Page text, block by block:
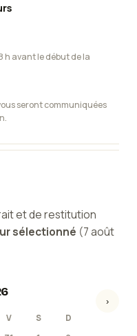
avant le début de la
seront communiquées
et de restitution
sélectionné (7 août
V S D
›